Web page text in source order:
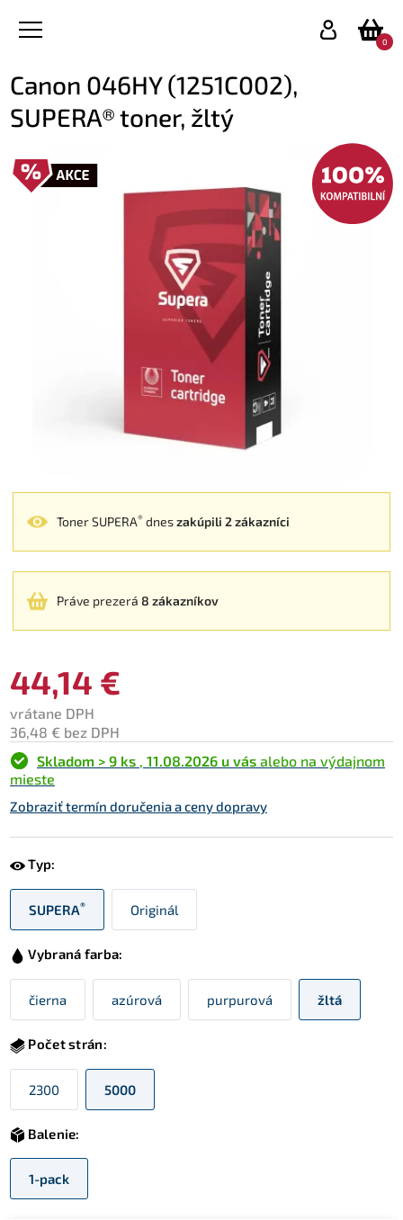
0
Canon 046HY (1251C002),
SUPERA® toner, žltý
Toner SUPERA® dneszakúpili 2 zákazníci
Práve prezerá 8 zákazníkov
44,14 €
vrátane DPH
36,48 € bez DPH
Skladom > 9 ks , 11.08.2026 u vás alebo na výdajnom
mieste
Zobraziť termín doručenia a ceny dopravy
Typ:
SUPERA® Originál
Vybraná farba:
čierna azúrová purpurová žltá
Počet strán:
2300 5000
Balenie:
1-pack